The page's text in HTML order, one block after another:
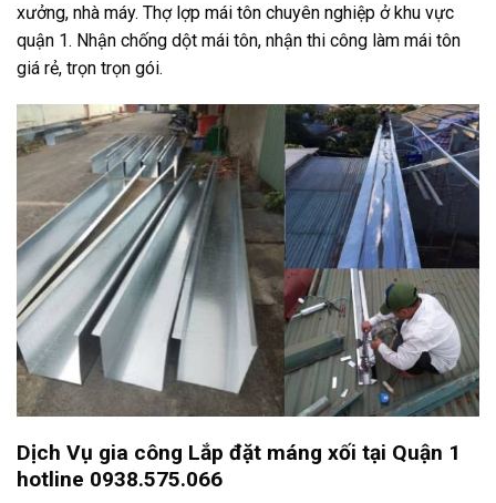
xưởng, nhà máy. Thợ lợp mái tôn chuyên nghiệp ở khu vực
quận 1. Nhận chống dột mái tôn, nhận thi công làm mái tôn
giá rẻ, trọn trọn gói.
Dịch Vụ gia công Lắp đặt máng xối tại Quận 1
hotline 0938.575.066